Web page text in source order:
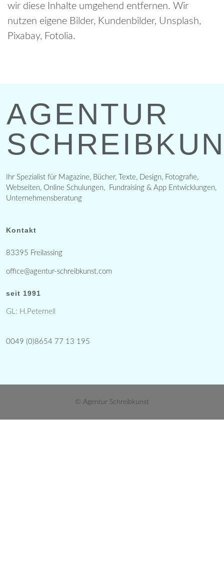
wir diese Inhalte umgehend entfernen. Wir
nutzen eigene Bilder, Kundenbilder, Unsplash,
Pixabay, Fotolia.
AGENTUR
Ihr Spezialist für Magazine, Bücher, Texte, Design, Fotografie,
Webseiten, Online Schulungen, Fundraising & App Entwicklungen,
Unternehmensberatung
Kontakt
83395 Freilassing
office@agentur-schreibkunst.com
seit 1991
GL: H.Peternell
0049 (0)8654 77 13 195
© Agentur Schreibkunst